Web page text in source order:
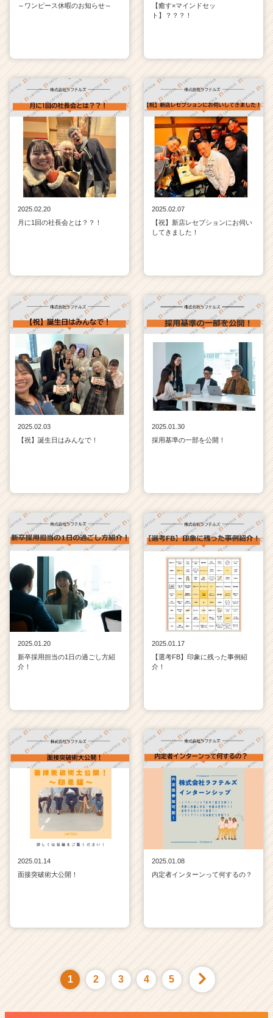
～ワンピース休暇のお知らせ～
【癒す×マインドセッ
ト】？？？！
2025.02.20
月に1回の社長会とは？？！
2025.02.07
【祝】新店レセプションにお伺い
してきました！
2025.02.03
【祝】誕生日はみんなで！
2025.01.30
採用基準の一部を公開！
2025.01.20
新卒採用担当の1日の過ごし方紹
介！
2025.01.17
【選考FB】印象に残った事例紹
介！
2025.01.14
面接突破術大公開！
2025.01.08
内定者インターンって何するの？
1 2 3 4 5